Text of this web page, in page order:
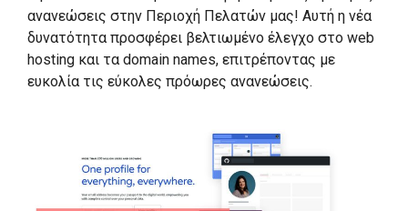
ανανεώσεις στην Περιοχή Πελατών μας! Αυτή η νέα
δυνατότητα προσφέρει βελτιωμένο έλεγχο στο web
hosting και τα domain names, επιτρέποντας με
ευκολία τις εύκολες πρόωρες ανανεώσεις.